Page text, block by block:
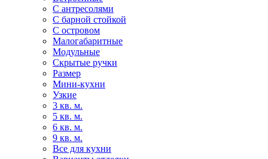
С антресолями
С барной стойкой
С островом
Малогабаритные
Модульные
Скрытые ручки
Размер
Мини-кухни
Узкие
3 кв. м.
5 кв. м.
6 кв. м.
9 кв. м.
Все для кухни